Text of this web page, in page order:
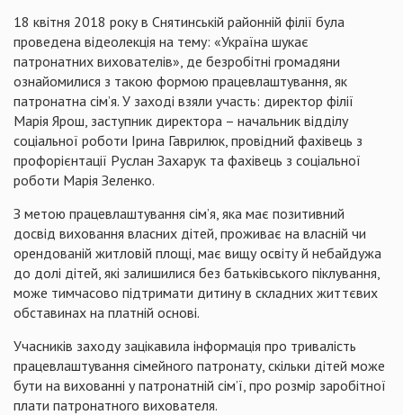
18 квітня 2018 року в Снятинській районній філії була
проведена відеолекція на тему: «Україна шукає
патронатних вихователів», де безробітні громадяни
ознайомилися з такою формою працевлаштування, як
патронатна сім’я. У заході взяли участь: директор філії
Марія Ярош, заступник директора – начальник відділу
соціальної роботи Ірина Гаврилюк, провідний фахівець з
профорієнтації Руслан Захарук та фахівець з соціальної
роботи Марія Зеленко.
З метою працевлаштування сім’я, яка має позитивний
досвід виховання власних дітей, проживає на власній чи
орендованій житловій площі, має вищу освіту й небайдужа
до долі дітей, які залишилися без батьківського піклування,
може тимчасово підтримати дитину в складних життєвих
обставинах на платній основі.
Учасників заходу зацікавила інформація про тривалість
працевлаштування сімейного патронату, скільки дітей може
бути на вихованні у патронатній сім’ї, про розмір заробітної
плати патронатного вихователя.